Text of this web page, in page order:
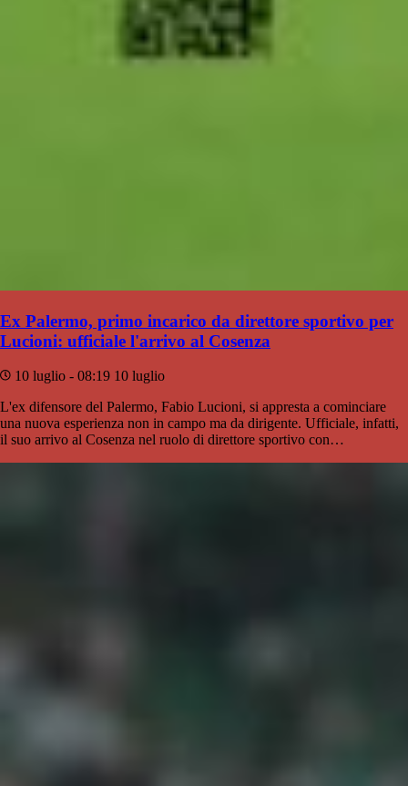
Ex Palermo, primo incarico da direttore sportivo per
Lucioni: ufficiale l'arrivo al Cosenza
10 luglio - 08:19 10 luglio
L'ex difensore del Palermo, Fabio Lucioni, si appresta a cominciare
una nuova esperienza non in campo ma da dirigente. Ufficiale, infatti,
il suo arrivo al Cosenza nel ruolo di direttore sportivo con…